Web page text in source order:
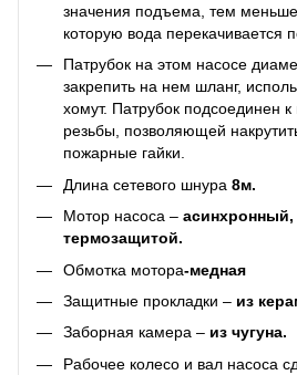
значения подъема, тем
которую вода перекачивается
Патрубок на этом насосе
закрепить на нем шланг,
хомут. Патрубок подсоединен
резьбы, позволяющей
пожарные гайки.
Длина сетевого шнура 8м.
Мотор насоса – асинхронный,
термозащитой.
Обмотка мотора-медная
Защитные прокладки – из
Заборная камера – из чугуна.
Рабочее колесо и вал насоса